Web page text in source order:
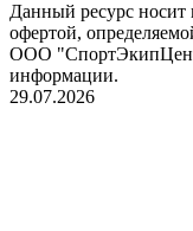
Данный ресурс носит
офертой,
ООО
информации.
29.07.2026